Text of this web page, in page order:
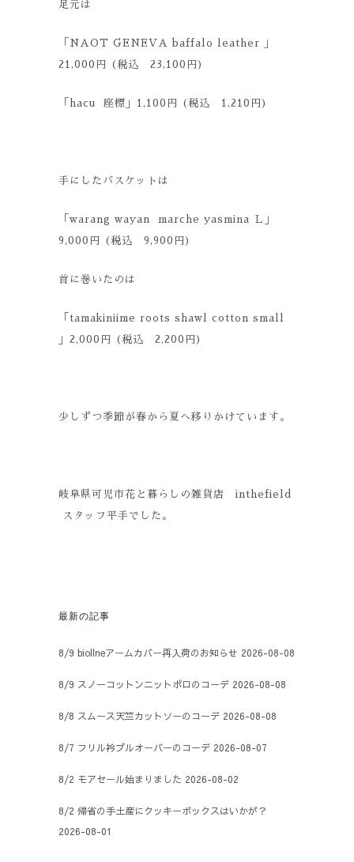
足元は
「NAOT GENEVA baffalo leather 」
21,000円 (税込 23,100円)
「hacu 座標」1,100円 (税込 1,210円)
手にしたバスケットは
「warang wayan marche yasmina Ｌ」
9,000円 (税込 9,900円)
首に巻いたのは
「tamakiniime roots shawl cotton small
」2,000円 (税込 2,200円)
少しずつ季節が春から夏へ移りかけています。
岐阜県可児市花と暮らしの雑貨店 inthefield
スタッフ平手でした。
最新の記事
8/9 biollneアームカバー再入荷のお知らせ 2026-08-08
8/9 スノーコットンニットポロのコーデ 2026-08-08
8/8 スムース天竺カットソーのコーデ 2026-08-08
8/7 フリル衿プルオーバーのコーデ 2026-08-07
8/2 モアセール始まりました 2026-08-02
8/2 帰省の手土産にクッキーボックスはいかが？
2026-08-01